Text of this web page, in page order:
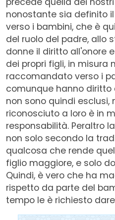
nonostante sia definito
verso i bambini, che è
del ruolo del padre, allo
donne il diritto all'onore
dei propri figli, in misura
raccomandato verso i
comunque hanno diritto
non sono quindi
riconosciuto a loro è in
responsabilità. Peraltro
non solo secondo la
qualcosa che rende
figlio maggiore, e solo
Quindi, è vero che ha
rispetto da parte del
tempo le è richiesto